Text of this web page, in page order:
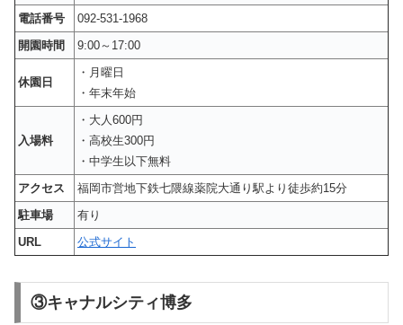
電話番号
092-531-1968
開園時間
9:00～17:00
休園日
・月曜日
・年末年始
入場料
・大人600円
・高校生300円
・中学生以下無料
アクセス
福岡市営地下鉄七隈線薬院大通り駅より徒歩約15分
駐車場
有り
URL
公式サイト
③キャナルシティ博多